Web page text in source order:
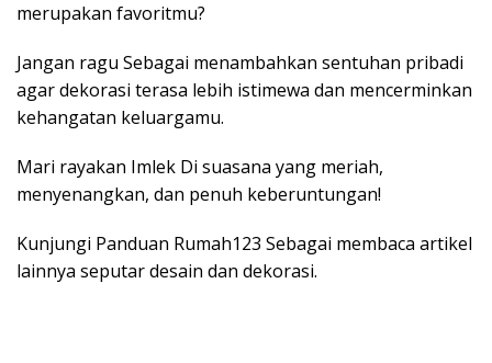
merupakan favoritmu?
Jangan ragu Sebagai menambahkan sentuhan pribadi
agar dekorasi terasa lebih istimewa dan mencerminkan
kehangatan keluargamu.
Mari rayakan Imlek Di suasana yang meriah,
menyenangkan, dan penuh keberuntungan!
Kunjungi Panduan Rumah123 Sebagai membaca artikel
lainnya seputar desain dan dekorasi.